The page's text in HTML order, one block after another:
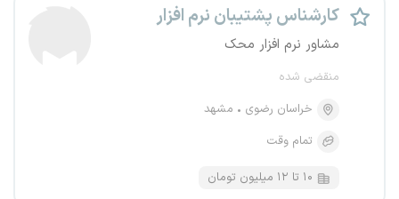
کارشناس پشتیبان نرم‌ افزار
مشاور نرم افزار محک
منقضی شده
خراسان رضوی
مشهد
تمام وقت
۱۰ تا ۱۲ میلیون تومان